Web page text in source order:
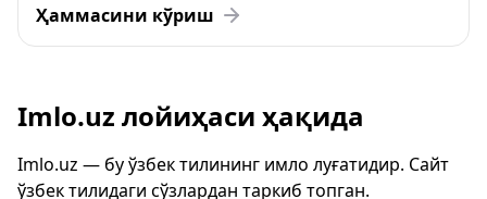
Ҳаммасини кўриш
Imlo.uz лойиҳаси ҳақида
Imlo.uz — бу ўзбек тилининг имло луғатидир. Сайт
ўзбек тилидаги сўзлардан таркиб топган.